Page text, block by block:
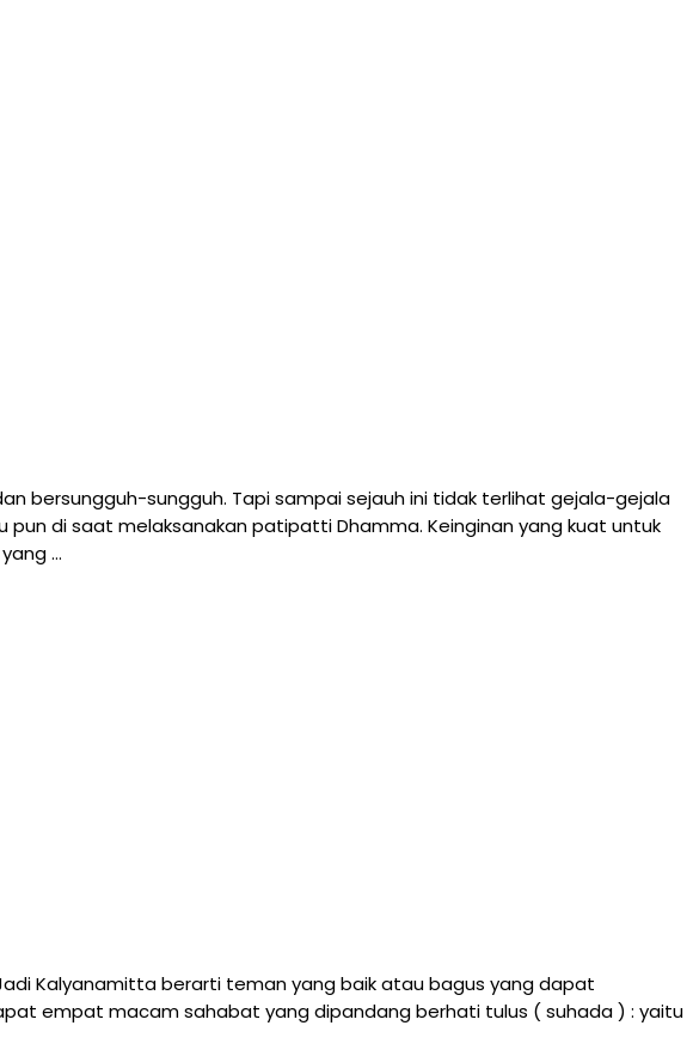
bersungguh-sungguh. Tapi sampai sejauh ini tidak terlihat gejala-gejala
di saat melaksanakan patipatti Dhamma. Keinginan yang kuat untuk
…
Kalyanamitta berarti teman yang baik atau bagus yang dapat
empat macam sahabat yang dipandang berhati tulus ( suhada ) : yaitu